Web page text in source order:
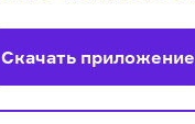
Скачать приложение